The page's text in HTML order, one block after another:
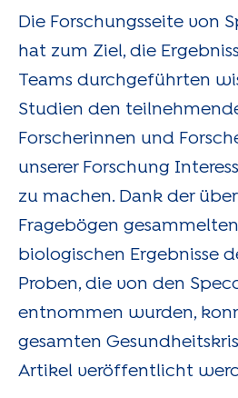
Die Forschungsseite von
hat zum Ziel, die
Teams durchgeführten
Studien den
Forscherinnen und
unserer Forschung
zu machen. Dank der
Fragebögen
biologischen Ergebnisse
Proben, die von den
entnommen wurden,
gesamten
Artikel veröffentlicht